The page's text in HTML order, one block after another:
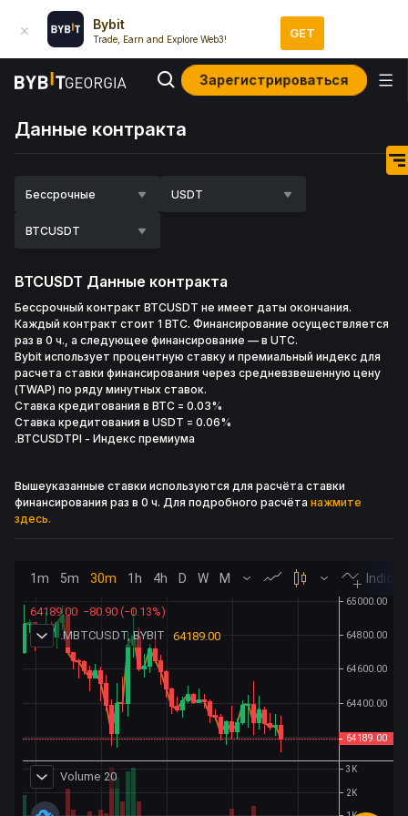
Bybit
Trade, Earn and Explore Web3! GET
Зарегистрироваться
Данные контракта
Бессрочные USDT
BTCUSDT
BTCUSDT Данные контракта
Бессрочный контракт BTCUSDT не имеет даты окончания.
Каждый контракт стоит 1 BTC. Финансирование осуществляется
раз в 0 ч., а следующее финансирование — в UTC.
Bybit использует процентную ставку и премиальный индекс для
расчета ставки финансирования через средневзвешенную цену
(TWAP) по ряду минутных ставок.
Ставка кредитования в BTC = 0.03%
Ставка кредитования в USDT = 0.06%
.BTCUSDTPI - Индекс премиума
Вышеуказанные ставки используются для расчёта ставки
финансирования раз в 0 ч. Для подробного расчёта нажмите
здесь.